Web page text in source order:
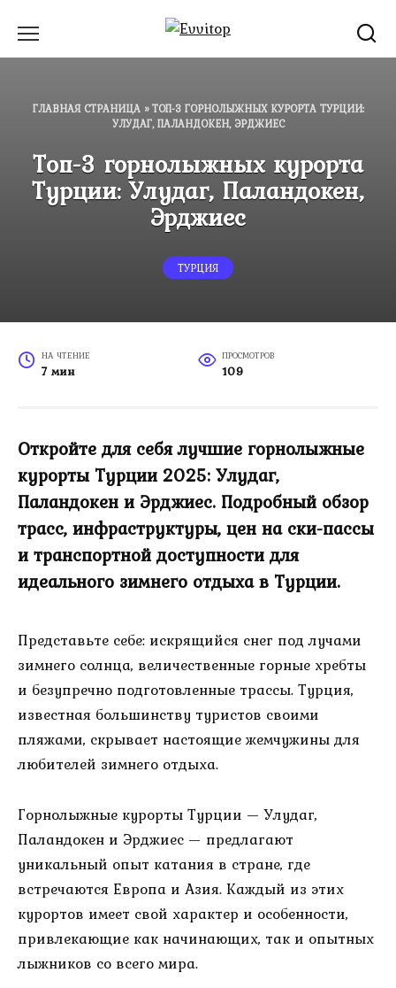
содержанию
ГЛАВНАЯ СТРАНИЦА»ТОП-3 ГОРНОЛЫЖНЫХ КУРОРТА ТУРЦИИ:
УЛУДАГ, ПАЛАНДОКЕН, ЭРДЖИЕС
Топ-3 горнолыжных курорта
Турции: Улудаг, Паландокен,
Эрджиес
ТУРЦИЯ
НА ЧТЕНИЕ
7 мин
ПРОСМОТРОВ
109
Откройте для себя лучшие горнолыжные
курорты Турции 2025: Улудаг,
Паландокен и Эрджиес. Подробный обзор
трасс, инфраструктуры, цен на ски-пассы
и транспортной доступности для
идеального зимнего отдыха в Турции.
Представьте себе: искрящийся снег под лучами
зимнего солнца, величественные горные хребты
и безупречно подготовленные трассы. Турция,
известная большинству туристов своими
пляжами, скрывает настоящие жемчужины для
любителей зимнего отдыха.
Горнолыжные курорты Турции — Улудаг,
Паландокен и Эрджиес — предлагают
уникальный опыт катания в стране, где
встречаются Европа и Азия. Каждый из этих
курортов имеет свой характер и особенности,
привлекающие как начинающих, так и опытных
лыжников со всего мира.